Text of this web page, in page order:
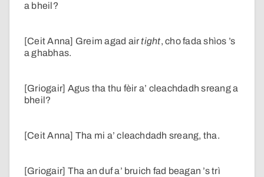
a bheil?
[Ceit Anna] Greim agad air tight, cho fada shìos ’s
a ghabhas.
[Griogair] Agus tha thu fèir a’ cleachdadh sreang a
bheil?
[Ceit Anna] Tha mi a’ cleachdadh sreang, tha.
[Griogair] Tha an duf a’ bruich fad beagan ’s trì